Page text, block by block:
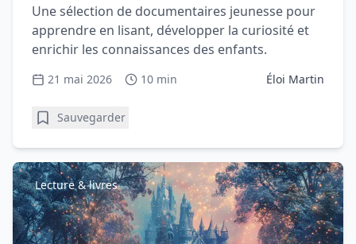
Une sélection de documentaires jeunesse pour
apprendre en lisant, développer la curiosité et
enrichir les connaissances des enfants.
21 mai 2026 10 min Éloi Martin
Sauvegarder
Lecture & livres